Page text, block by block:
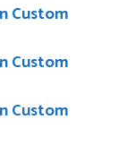
Custom
Custom
Custom